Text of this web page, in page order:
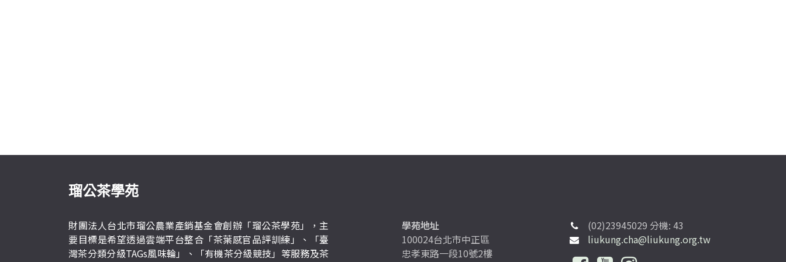
瑠公茶學苑
財團法人台北市瑠公農業產銷基金會創辦「瑠公茶學苑」，主
要目標是希望透過雲端平台整合「茶葉感官品評訓練」、「臺
灣茶分類分級TAGs風味輪」、「有機茶分級競技」等服務及茶
學苑地址
100024台北市中正區
忠孝東路一段10號2樓
(02)23945029 分機: 43
liukung.cha@liukung.org.tw